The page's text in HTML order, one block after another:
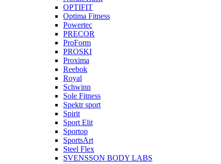
OPTIFIT
Optima Fitness
Powertec
PRECOR
ProForm
PROSKI
Proxima
Reebok
Royal
Schwinn
Sole Fitness
Spektr sport
Spirit
Sport Elit
Sportop
SportsArt
Steel Flex
SVENSSON BODY LABS